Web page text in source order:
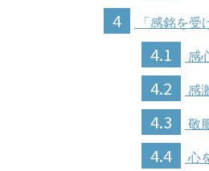
4 「感銘を受
4.1 感
4.2 感
4.3 敬
4.4 心